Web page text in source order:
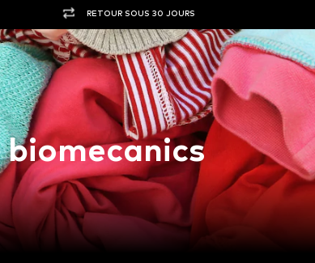
RETOUR SOUS 30 JOURS
biomecanics